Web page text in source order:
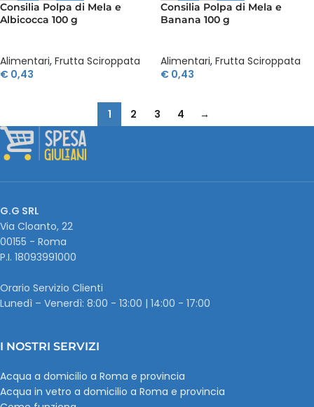
Consilia Polpa di Mela e
Albicocca 100 g
Alimentari, Frutta Sciroppata
€ 0,43
Consilia Polpa di Mela e
Banana 100 g
Alimentari, Frutta Sciroppata
€ 0,43
1 2 3 4 →
G.G SRL
Via Cloanto, 22
00155 - Roma
P.I. ‭18093991000
Orario Servizio Clienti
Lunedì – Venerdì: 8:00 - 13:00 | 14:00 - 17:00
I NOSTRI SERVIZI
Acqua a domicilio a Roma e provincia
Acqua in vetro a domicilio a Roma e provincia